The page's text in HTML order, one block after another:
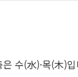
수(水)·목(木)